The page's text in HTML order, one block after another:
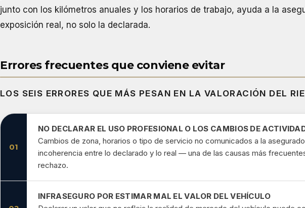
junto con los kilómetros anuales y los horarios de trabajo, ayuda a la
exposición real, no solo la declarada.
Errores frecuentes que conviene evitar
LOS SEIS ERRORES QUE MÁS PESAN EN LA VALORACIÓN DEL
01
NO DECLARAR EL USO PROFESIONAL O LOS CAMBIOS DE
Cambios de zona, horarios o tipo de servicio no comunicados a la
incoherencia entre lo declarado y lo real — una de las causas más
rechazo.
INFRASEGURO POR ESTIMAR MAL EL VALOR DEL VEHÍCULO